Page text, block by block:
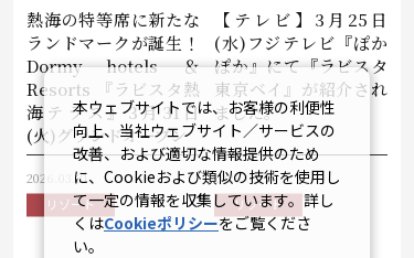
熱海の特等席に新たな
ランドマークが誕生！
Dormy hotels ＆
Resorts 『ラビスタ熱
海テラス』3月31日
(火)グランドオープン
2026.03.31
リゾート
【テレビ】3月25日
(水)フジテレビ『ぽか
ぽか』にて『ラビスタ
東京ベイ』が紹介され
ました。
2026.03.25
リゾート
本ウェブサイトでは、お客様の利便性
向上、当社ウェブサイト／サービスの
改善、および適切な情報提供のため
に、Cookieおよび類似の技術を使用し
て一定の情報を収集しています。詳し
くはCookieポリシーをご覧くださ
い。